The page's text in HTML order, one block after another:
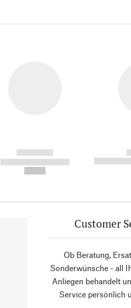
------------
----------- -----------
-----------
Customer
Ob Beratung,
Sonderwünsche - all
Anliegen behandelt
Service persönlich